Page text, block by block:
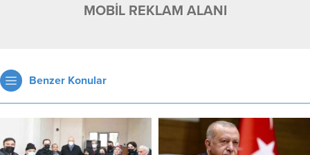
MOBİL REKLAM ALANI
Benzer Konular